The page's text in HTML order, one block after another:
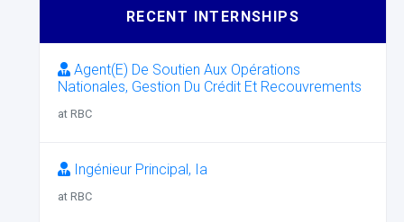
RECENT INTERNSHIPS
Agent(E) De Soutien Aux Opérations
Nationales, Gestion Du Crédit Et Recouvrements
at RBC
Ingénieur Principal, Ia
at RBC